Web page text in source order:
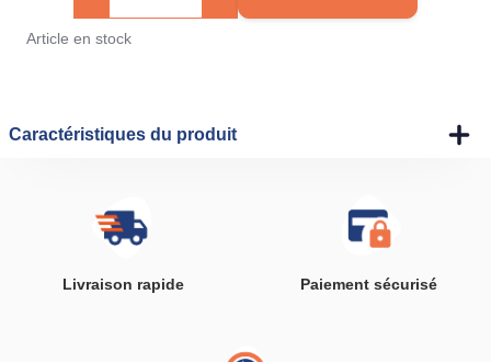
Article en stock
Caractéristiques du produit
Livraison rapide Paiement sécurisé